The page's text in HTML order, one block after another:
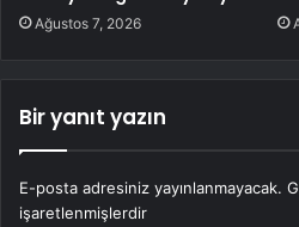
Ağustos 7, 2026
Bir yanıt yazın
E-posta adresiniz yayınlanmayacak.
işaretlenmişlerdir